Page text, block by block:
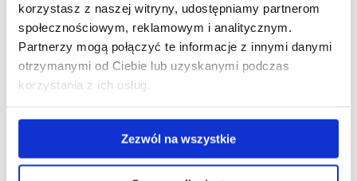
korzystasz z naszej witryny, udostępniamy partnerom
społecznościowym, reklamowym i analitycznym.
Partnerzy mogą połączyć te informacje z innymi danymi
otrzymanymi od Ciebie lub uzyskanymi podczas
korzystania z ich usług.
Zezwól na wszystkie
Pobierz
Opieka i edukacja terapeutyczna w chorobach
przewlekłych, w tym przetoki.pdf (846.8 KiB)
przewlekłych w tym choroba nowotworowa.pdf